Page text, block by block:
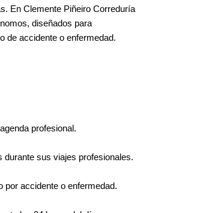
En Clemente Piñeiro Correduría
diseñados para
de accidente o enfermedad.
profesional.
durante sus viajes profesionales.
por accidente o enfermedad.